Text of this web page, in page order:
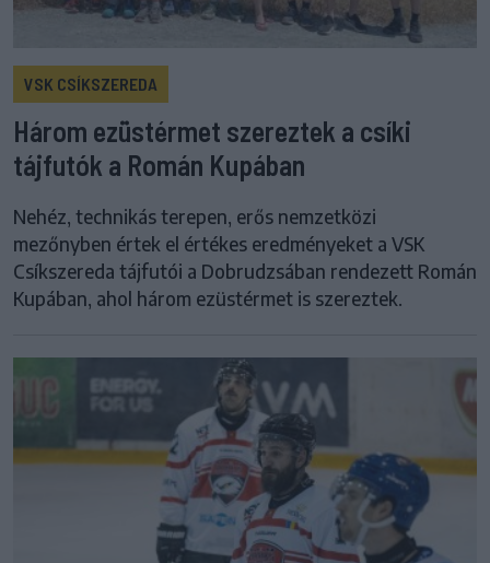
VSK CSÍKSZEREDA
Három ezüstérmet szereztek a csíki
tájfutók a Román Kupában
Nehéz, technikás terepen, erős nemzetközi
mezőnyben értek el értékes eredményeket a VSK
Csíkszereda tájfutói a Dobrudzsában rendezett Román
Kupában, ahol három ezüstérmet is szereztek.